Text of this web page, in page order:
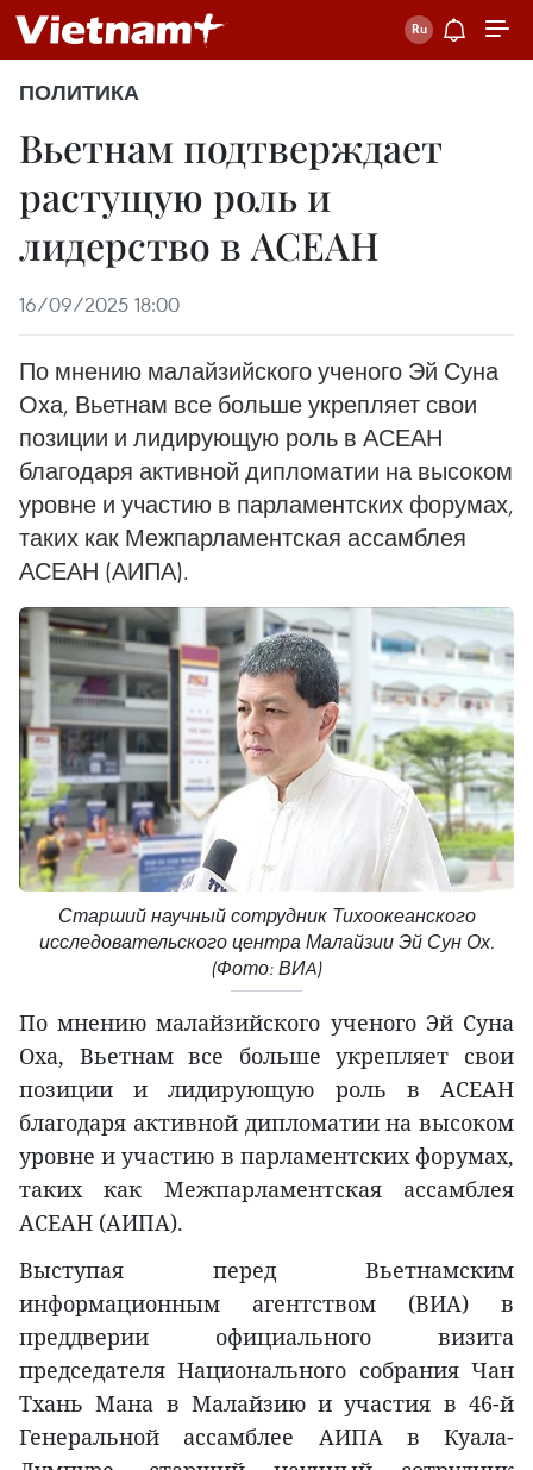
ПОЛИТИКА
Вьетнам подтверждает
растущую роль и
лидерство в АСЕАН
16/09/2025 18:00
По мнению малайзийского ученого Эй Суна
Оха, Вьетнам все больше укрепляет свои
позиции и лидирующую роль в АСЕАН
благодаря активной дипломатии на высоком
уровне и участию в парламентских форумах,
таких как Межпарламентская ассамблея
АСЕАН (АИПА).
Старший научный сотрудник Тихоокеанского
исследовательского центра Малайзии Эй Сун Ох.
(Фото: ВИA)
По мнению малайзийского ученого Эй Суна
Оха, Вьетнам все больше укрепляет свои
позиции и лидирующую роль в АСЕАН
благодаря активной дипломатии на высоком
уровне и участию в парламентских форумах,
таких как Межпарламентская ассамблея
АСЕАН (АИПА).
Выступая перед Вьетнамским
информационным агентством (ВИА) в
преддверии официального визита
председателя Национального собрания Чан
Тхань Мана в Малайзию и участия в 46-й
Генеральной ассамблее АИПА в Куала-